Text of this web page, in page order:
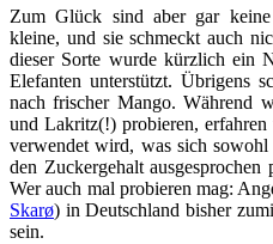
Zum Glück sind aber gar
kleine, und sie schmeckt auch
dieser Sorte wurde kürzlich ein
Elefanten unterstützt. Übrigens
nach frischer Mango. Während
und Lakritz(!) probieren,
verwendet wird, was sich
den Zuckergehalt
Wer auch mal probieren mag:
Skarø) in Deutschland bisher
sein.